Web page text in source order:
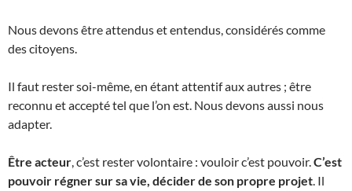
Nous devons être attendus et entendus, considérés comme
des citoyens.
Il faut rester soi-même, en étant attentif aux autres ; être
reconnu et accepté tel que l’on est. Nous devons aussi nous
adapter.
Être acteur, c’est rester volontaire : vouloir c’est pouvoir.C’est
pouvoir régner sur sa vie, décider de son propre projet. Il